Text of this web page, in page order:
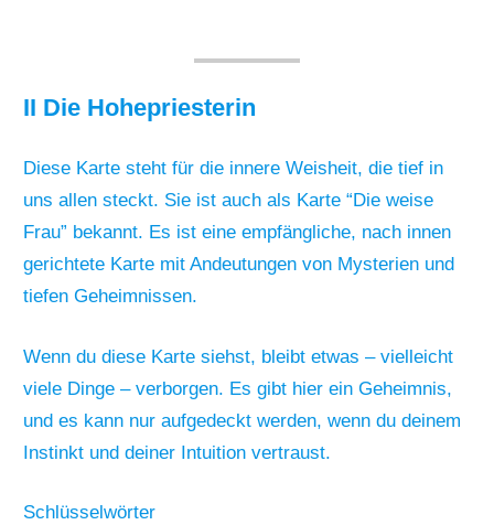
II Die Hohepriesterin
Diese Karte steht für die innere Weisheit, die tief in
uns allen steckt. Sie ist auch als Karte “Die weise
Frau” bekannt. Es ist eine empfängliche, nach innen
gerichtete Karte mit Andeutungen von Mysterien und
tiefen Geheimnissen.
Wenn du diese Karte siehst, bleibt etwas – vielleicht
viele Dinge – verborgen. Es gibt hier ein Geheimnis,
und es kann nur aufgedeckt werden, wenn du deinem
Instinkt und deiner Intuition vertraust.
Schlüsselwörter